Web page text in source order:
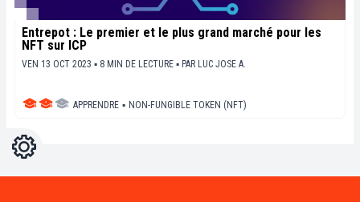
Entrepot : Le premier et le plus grand marché pour les
NFT sur ICP
VEN 13 OCT 2023 ▪ 8 MIN DE LECTURE ▪ PAR LUC JOSE A.
APPRENDRE ▪ NON-FUNGIBLE TOKEN (NFT)
Réglages